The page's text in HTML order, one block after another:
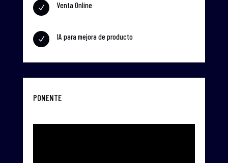
N Venta Online
N IA para mejora de producto
PONENTE